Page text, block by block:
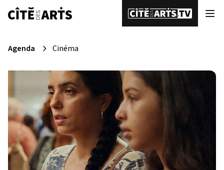
Agenda Cinéma